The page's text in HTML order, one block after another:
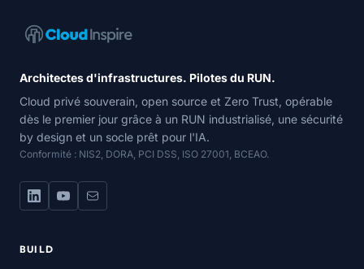
Architectes d'infrastructures. Pilotes du RUN.
Cloud privé souverain, open source et Zero Trust, opérable
dès le premier jour grâce à un RUN industrialisé, une sécurité
by design et un socle prêt pour l'IA.
Conformité : NIS2, DORA, PCI DSS, ISO 27001, BCEAO.
BUILD